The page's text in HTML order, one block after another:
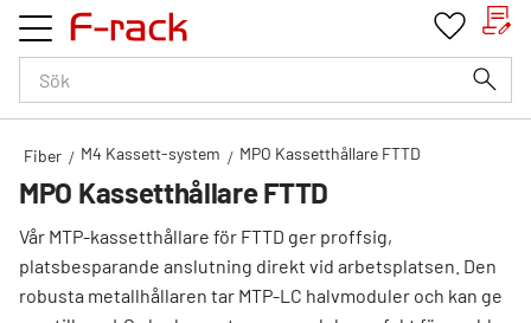
Fiber M4 Kassett-system MPO Kassetthållare FTTD
MPO Kassetthållare FTTD
Vår MTP-kassetthållare för FTTD ger proffsig,
platsbesparande anslutning direkt vid arbetsplatsen. Den
robusta metallhållaren tar MTP-LC halvmoduler och kan ge